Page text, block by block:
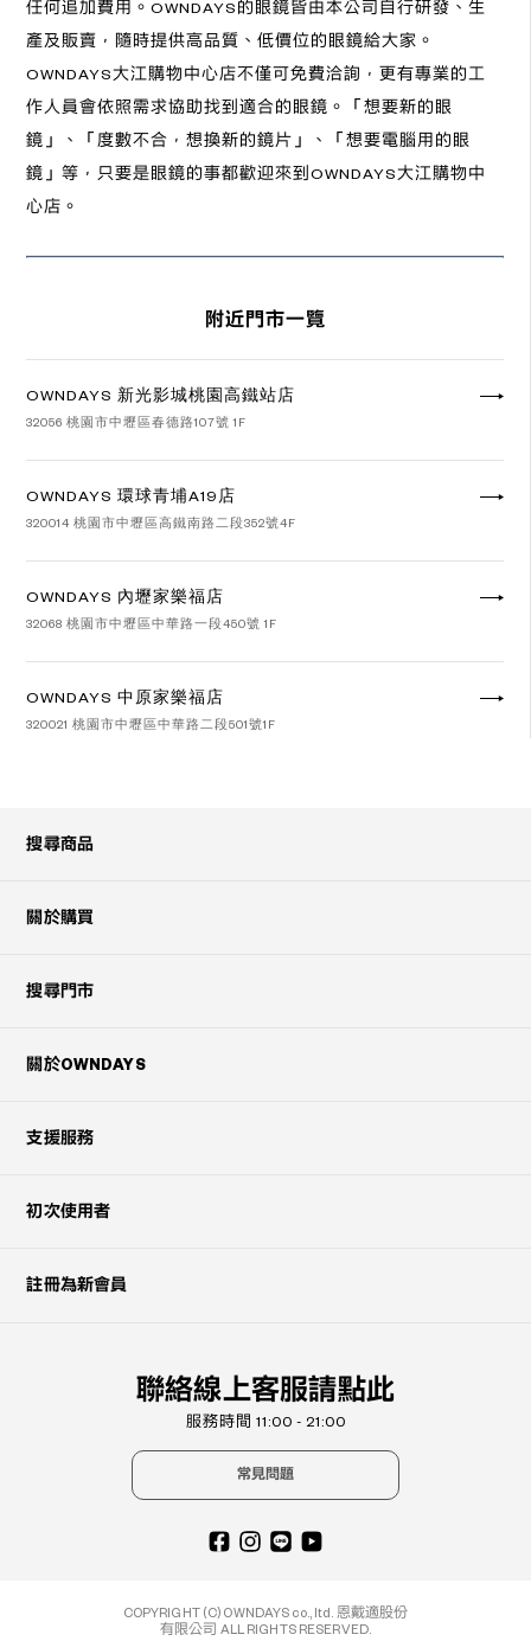
任何追加費用。OWNDAYS的眼鏡皆由本公司自行研發、生
產及販賣，隨時提供高品質、低價位的眼鏡給大家。
OWNDAYS大江購物中心店不僅可免費洽詢，更有專業的工
作人員會依照需求協助找到適合的眼鏡。「想要新的眼
鏡」、「度數不合，想換新的鏡片」、「想要電腦用的眼
鏡」等，只要是眼鏡的事都歡迎來到OWNDAYS大江購物中
心店。
附近門市一覽
OWNDAYS 新光影城桃園高鐵站店
32056 桃園市中壢區春德路107號 1F
OWNDAYS 環球青埔A19店
320014 桃園市中壢區高鐵南路二段352號4F
OWNDAYS 內壢家樂福店
32068 桃園市中壢區中華路一段450號 1F
OWNDAYS 中原家樂福店
320021 桃園市中壢區中華路二段501號1F
搜尋商品
關於購買
搜尋門市
關於OWNDAYS
支援服務
初次使用者
註冊為新會員
聯絡線上客服請點此
服務時間 11:00 - 21:00
常見問題
COPYRIGHT (C) OWNDAYS co., ltd. 恩戴適股份
有限公司 ALL RIGHTS RESERVED.